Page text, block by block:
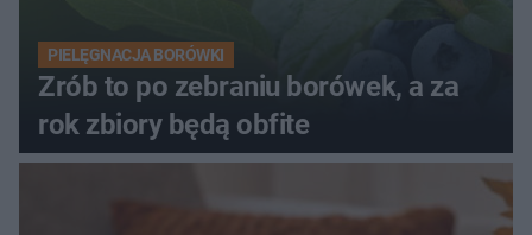
PIELĘGNACJA BORÓWKI
Zrób to po zebraniu borówek, a za
rok zbiory będą obfite